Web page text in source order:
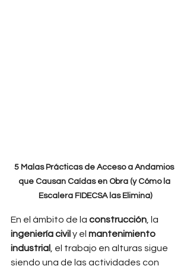
5 Malas Prácticas de Acceso a Andamios
que Causan Caídas en Obra (y Cómo la
Escalera FIDECSA las Elimina)
En el ámbito de la construcción , la
ingeniería civil y el mantenimiento
industrial
, el trabajo en alturas sigue
siendo una de las actividades con